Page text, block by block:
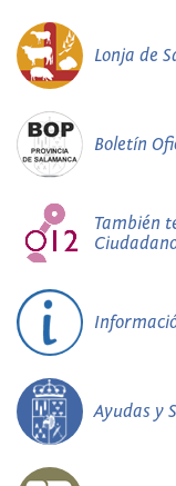
Lonja de
Boletín
También
Ayudas y